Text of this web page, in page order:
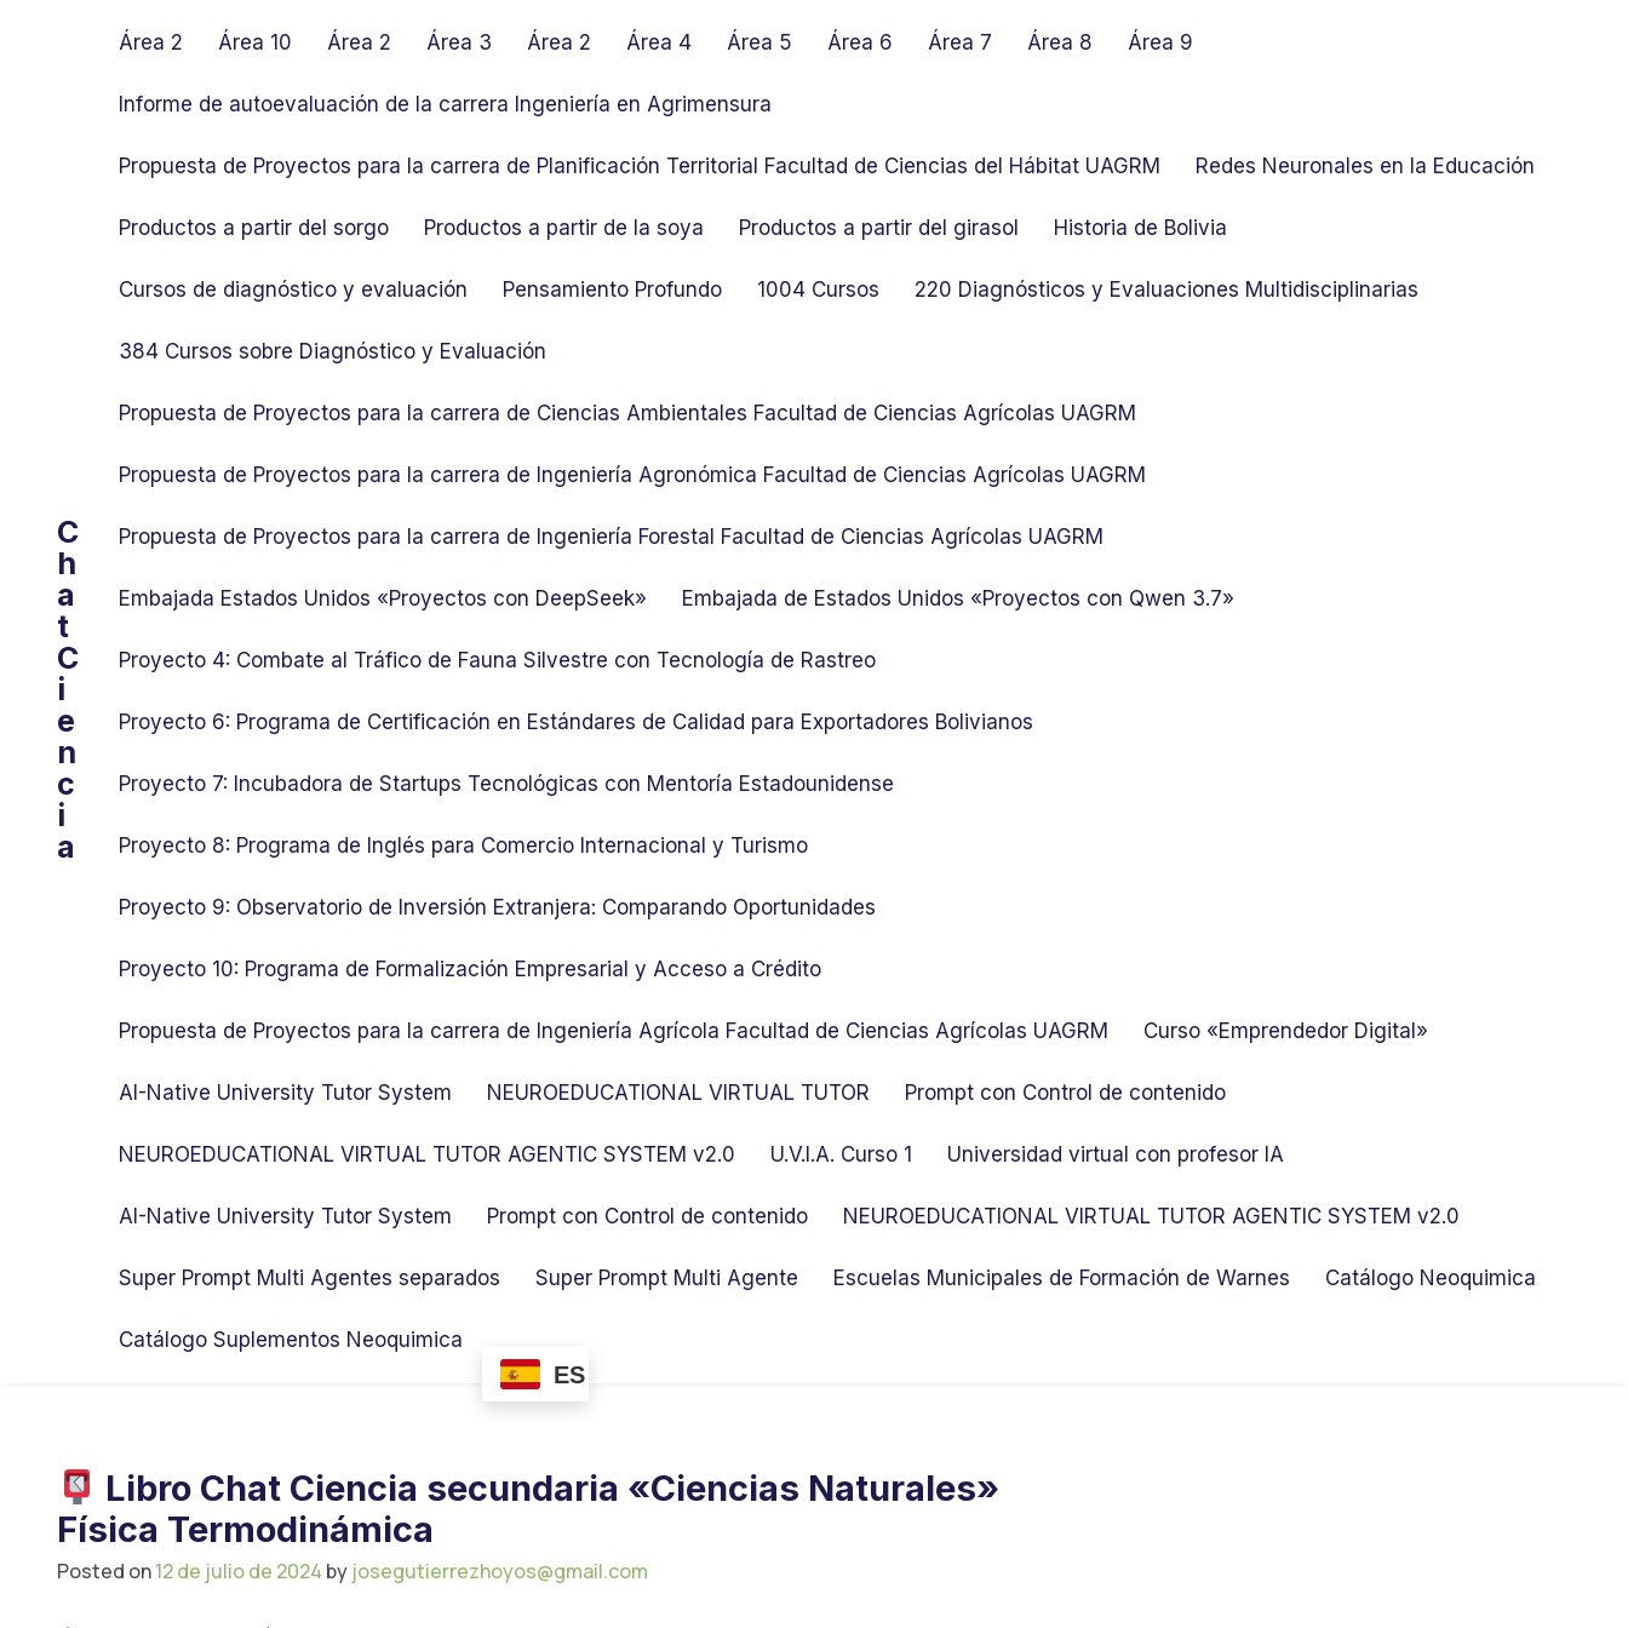
C
h
a
t
C
i
e
n
c
i
a
Área 2 Área 10 Área 2 Área 3 Área 2 Área 4 Área 5 Área 6 Área 7 Área 8 Área 9
Informe de autoevaluación de la carrera Ingeniería en Agrimensura
Propuesta de Proyectos para la carrera de Planificación Territorial Facultad de Ciencias del Hábitat UAGRM Redes Neuronales en la Educación
Productos a partir del sorgo Productos a partir de la soya Productos a partir del girasol Historia de Bolivia
Cursos de diagnóstico y evaluación Pensamiento Profundo 1004 Cursos 220 Diagnósticos y Evaluaciones Multidisciplinarias
384 Cursos sobre Diagnóstico y Evaluación
Propuesta de Proyectos para la carrera de Ciencias Ambientales Facultad de Ciencias Agrícolas UAGRM
Propuesta de Proyectos para la carrera de Ingeniería Agronómica Facultad de Ciencias Agrícolas UAGRM
Propuesta de Proyectos para la carrera de Ingeniería Forestal Facultad de Ciencias Agrícolas UAGRM
Embajada Estados Unidos «Proyectos con DeepSeek» Embajada de Estados Unidos «Proyectos con Qwen 3.7»
Proyecto 4: Combate al Tráfico de Fauna Silvestre con Tecnología de Rastreo
Proyecto 6: Programa de Certificación en Estándares de Calidad para Exportadores Bolivianos
Proyecto 7: Incubadora de Startups Tecnológicas con Mentoría Estadounidense
Proyecto 8: Programa de Inglés para Comercio Internacional y Turismo
Proyecto 9: Observatorio de Inversión Extranjera: Comparando Oportunidades
Proyecto 10: Programa de Formalización Empresarial y Acceso a Crédito
Propuesta de Proyectos para la carrera de Ingeniería Agrícola Facultad de Ciencias Agrícolas UAGRM Curso «Emprendedor Digital»
AI-Native University Tutor System NEUROEDUCATIONAL VIRTUAL TUTOR Prompt con Control de contenido
NEUROEDUCATIONAL VIRTUAL TUTOR AGENTIC SYSTEM v2.0 U.V.I.A. Curso 1 Universidad virtual con profesor IA
AI-Native University Tutor System Prompt con Control de contenido NEUROEDUCATIONAL VIRTUAL TUTOR AGENTIC SYSTEM v2.0
Super Prompt Multi Agentes separados Super Prompt Multi Agente Escuelas Municipales de Formación de Warnes Catálogo Neoquimica
Catálogo Suplementos Neoquimica
ES
Libro Chat Ciencia secundaria «Ciencias Naturales»
Física Termodinámica
Posted on12 de julio de 2024 by josegutierrezhoyos@gmail.com